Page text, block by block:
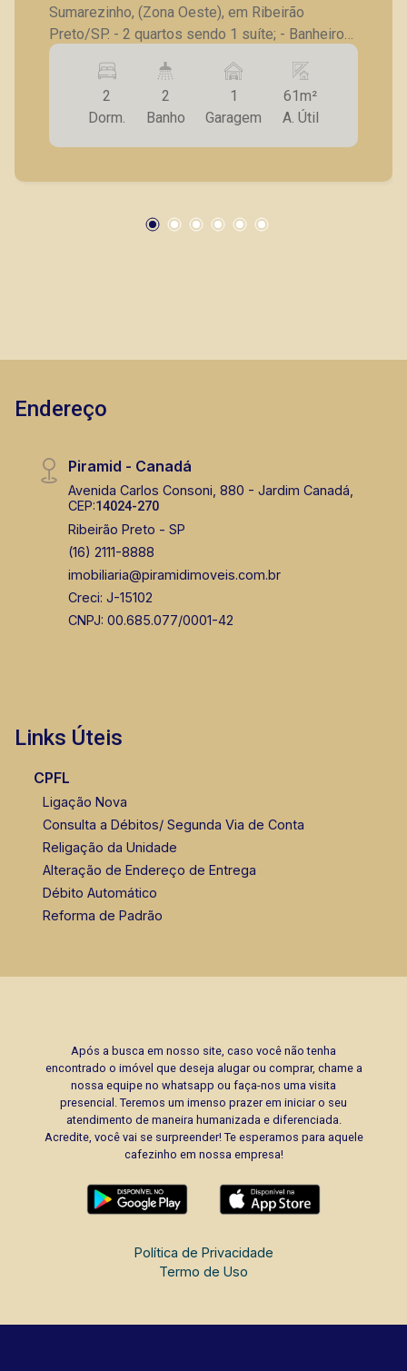
Sumarezinho, (Zona Oeste), em Ribeirão
Preto/SP. - 2 quartos sendo 1 suíte; - Banheiro
social; - Sala para 2 ambientes; - Cozinha; -
Lavanderia; - Varanda gourmet; - 1 vaga de
garagem. A Piramid tem como objetivo atender
seus clientes com agilidade e segurança, em
locação, vendas de imóveis prontos, usados ou
de Ribeirão Preto.
2
Dorm.
2
Banho
1
Garagem
61m²
A. Útil
Endereço
Piramid - Canadá
Avenida Carlos Consoni, 880 - Jardim Canadá,
CEP:14024-270
Ribeirão Preto - SP
(16) 2111-8888
imobiliaria@piramidimoveis.com.br
Creci: J-15102
CNPJ: 00.685.077/0001-42
Links Úteis
CPFL
Ligação Nova
Consulta a Débitos/ Segunda Via de Conta
Religação da Unidade
Alteração de Endereço de Entrega
Débito Automático
Reforma de Padrão
Após a busca em nosso site, caso você não tenha
encontrado o imóvel que deseja alugar ou comprar, chame a
nossa equipe no whatsapp ou faça-nos uma visita
presencial. Teremos um imenso prazer em iniciar o seu
atendimento de maneira humanizada e diferenciada.
Acredite, você vai se surpreender! Te esperamos para aquele
cafezinho em nossa empresa!
Política de Privacidade
Termo de Uso